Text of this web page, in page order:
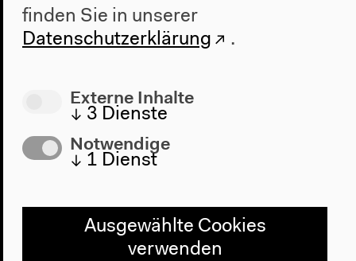
Anfahrt
Barrierefreiheit
Kontakt
Presse
Team
Impressum
finden Sie in unserer
Datenschutzerklärung
.
Externe Inhalte
↓ 3 Dienste
Notwendige
↓ 1 Dienst
Ausgewählte Cookies
verwenden